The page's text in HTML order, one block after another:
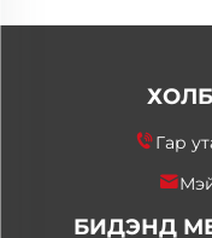
Гар
БИДЭНД